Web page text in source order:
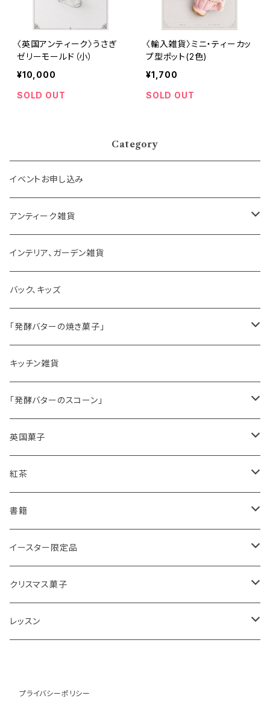
〈英国アンティーク〉うさぎ
ゼリーモールド（小）
¥10,000
SOLD OUT
〈輸入雑貨〉ミニ・ティーカッ
プ型ポット(2色)
¥1,700
SOLD OUT
Category
イベントお申し込み
アンティーク雑貨
ゼリーモールド
コンポート
ハマースレイ
インテリア、ガーデン雑貨
バック、キッズ
「発酵バターの焼き菓子」
バターサンドクッキー
シードケーキ
レモンドリズルケーキ
オーガニックラベンダー
ルバーブ
アールグレイ
いちご
キッチン雑貨
「発酵バターのスコーン」
プレーンスコーン
スコーンギフト
スコーンと紅茶のギフト
アールグレイティースコーン
チーズスコーン
オーガニックラベンダー
抹茶と小豆
栗のスコーン
苺ミルク
英国菓子
レモンドリズルケーキ
バナナブレッド
ウエリッシュケーキ
ヴィクトリアサンドイッチケーキ
オレンジとポピーシードのケーキ
シードケーキ
紅茶
アールグレイ
リーフ
ティーバッグ
セイロンティー
ディンブラ
ウバ
紅茶ギフト
紅茶・お菓子ギフト
薔薇の紅茶
イングリッシュブレックファースト
書籍
インテリア
紅茶缶
本
テーブル雑貨・器
イースター限定品
ビスケット・クッキー
アイシングクッキー
クリスマス菓子
ミンスパイ
ジンジャーブレッドマン
レッスン
オンラインレッスン
プライバシーポリシー